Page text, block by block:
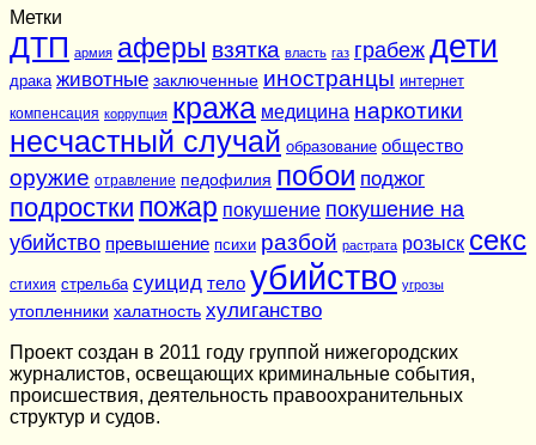
Метки
ДТП армия аферы взятка власть газ грабеж дети
драка животные заключенные иностранцы интернет
компенсация коррупция кража медицина наркотики
несчастный случай образование общество
оружие отравление педофилия побои поджог
подростки пожар покушение покушение на
убийство превышение психи разбой растрата розыск секс
стихия стрельба суицид тело убийство угрозы
утопленники халатность хулиганство
Проект создан в 2011 году группой нижегородских
журналистов, освещающих криминальные события,
происшествия, деятельность правоохранительных
структур и судов.